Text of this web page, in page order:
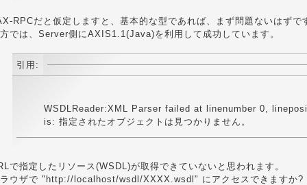
RPCだと仮定しますと、基本的な型であれば、まず問題ないはずで
では、Server側にAXIS1.1(Java)を利用して成功しています。
引用:
WSDLReader:XML Parser failed at linenumber 0,
is: 指定されたオブジェクトは見つかりません。
で指定したリソース(WSDL)が取得できていないと思われます。
ウザで "http://localhost/wsdl/XXXX.wsdl" にアクセスできますか?